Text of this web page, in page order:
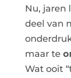
Nu, jaren
deel van
maar te
Wat ooit